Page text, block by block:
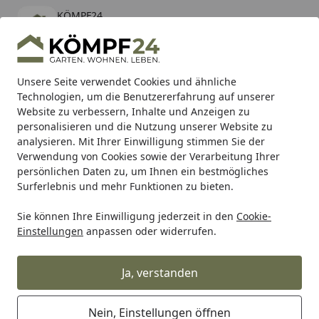
Unsere Seite verwendet Cookies und ähnliche
Technologien, um die Benutzererfahrung auf unserer
Website zu verbessern, Inhalte und Anzeigen zu
personalisieren und die Nutzung unserer Website zu
analysieren. Mit Ihrer Einwilligung stimmen Sie der
Verwendung von Cookies sowie der Verarbeitung Ihrer
persönlichen Daten zu, um Ihnen ein bestmögliches
Surferlebnis und mehr Funktionen zu bieten.
Sie können Ihre Einwilligung jederzeit in den Cookie-
Einstellungen anpassen oder widerrufen.
Ja, verstanden
Nein, Einstellungen öffnen
KÖMPF24
kostenlos - Im App Store
Hotline
Alle Produkte
Mein Konto
Suchen
Karibu Pools inkl. gratis Sandfilteranlage & Pool-
Starterset (Gesamtwert bis 468,99€)
Startseite
Grill Weber Ersatzteil BRKT CRNR BOWL LG ASSY FR PER
Weber Ersatzteil BRKT CRNR BOWL
LG ASSY FR PER 26 BB (2402405)